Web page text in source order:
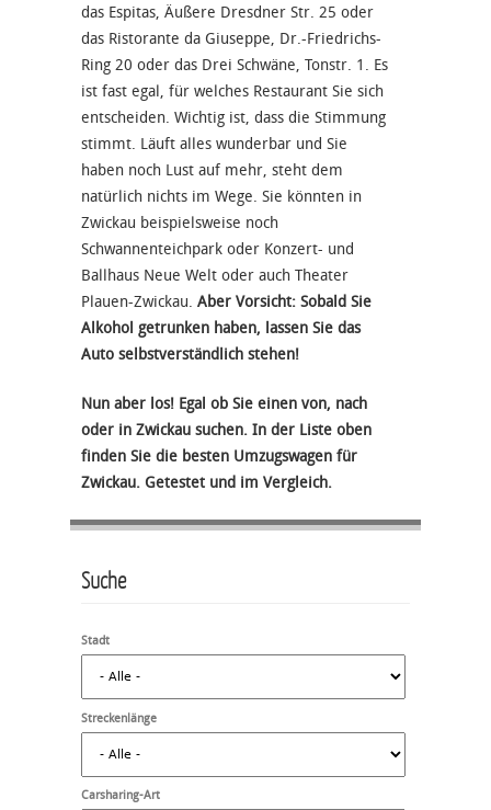
das Espitas, Äußere Dresdner Str. 25 oder
das Ristorante da Giuseppe, Dr.-Friedrichs-
Ring 20 oder das Drei Schwäne, Tonstr. 1. Es
ist fast egal, für welches Restaurant Sie sich
entscheiden. Wichtig ist, dass die Stimmung
stimmt. Läuft alles wunderbar und Sie
haben noch Lust auf mehr, steht dem
natürlich nichts im Wege. Sie könnten in
Zwickau beispielsweise noch
Schwannenteichpark oder Konzert- und
Ballhaus Neue Welt oder auch Theater
Plauen-Zwickau. Aber Vorsicht: Sobald Sie
Alkohol getrunken haben, lassen Sie das
Auto selbstverständlich stehen!
Nun aber los! Egal ob Sie einen von, nach
oder in Zwickau suchen. In der Liste oben
finden Sie die besten Umzugswagen für
Zwickau. Getestet und im Vergleich.
Suche
Stadt
Streckenlänge
Carsharing-Art